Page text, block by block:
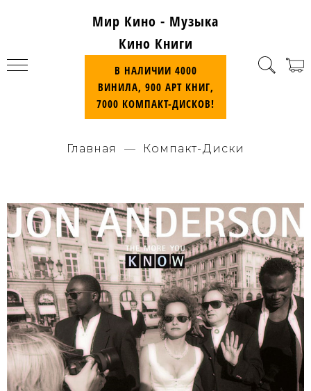
Мир Кино - Музыка
Кино Книги
В НАЛИЧИИ 4000
ВИНИЛА, 900 АРТ КНИГ,
7000 КОМПАКТ-ДИСКОВ!
Главная Компакт-Диски